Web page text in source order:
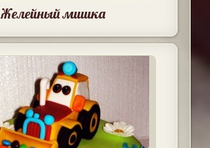
Желейный мишка